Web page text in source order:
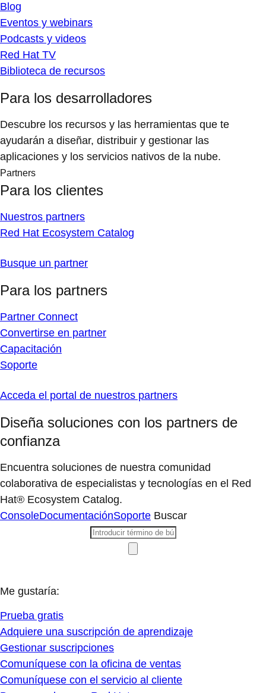
Blog
Eventos y webinars
Podcasts y videos
Red Hat TV
Biblioteca de recursos
Para los desarrolladores
Descubre los recursos y las herramientas que te
ayudarán a diseñar, distribuir y gestionar las
aplicaciones y los servicios nativos de la nube.
Partners
Para los clientes
Nuestros partners
Red Hat Ecosystem Catalog
Busque un partner
Para los partners
Partner Connect
Convertirse en partner
Capacitación
Soporte
Acceda el portal de nuestros partners
Diseña soluciones con los partners de
confianza
Encuentra soluciones de nuestra comunidad
colaborativa de especialistas y tecnologías en el Red
Hat® Ecosystem Catalog.
ConsoleDocumentaciónSoporte Buscar
Me gustaría:
Prueba gratis
Adquiere una suscripción de aprendizaje
Gestionar suscripciones
Comuníquese con la oficina de ventas
Comuníquese con el servicio al cliente